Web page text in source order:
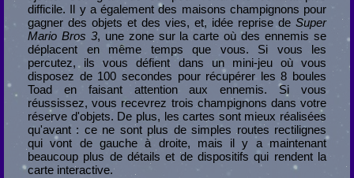
difficile. Il y a également des maisons champignons pour
gagner des objets et des vies, et, idée reprise de Super
Mario Bros 3, une zone sur la carte où des ennemis se
déplacent en même temps que vous. Si vous les
percutez, ils vous défient dans un mini-jeu où vous
disposez de 100 secondes pour récupérer les 8 boules
Toad en faisant attention aux ennemis. Si vous
réussissez, vous recevrez trois champignons dans votre
réserve d'objets. De plus, les cartes sont mieux réalisées
qu'avant : ce ne sont plus de simples routes rectilignes
qui vont de gauche à droite, mais il y a maintenant
beaucoup plus de détails et de dispositifs qui rendent la
carte interactive.